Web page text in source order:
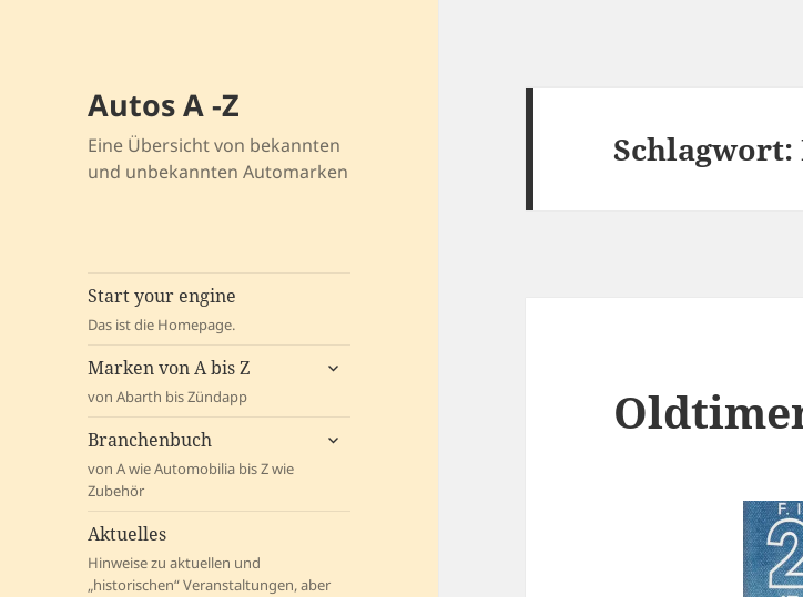
Autos A -Z
Eine Übersicht von bekannten
und unbekannten Automarken
Start your engine
Das ist die Homepage.
Marken von A bis Z
von Abarth bis Zündapp
untermenü
Branchenbuch
von A wie Automobilia bis Z wie
Zubehör
untermenü
Aktuelles
Hinweise zu aktuellen und
„historischen“ Veranstaltungen, aber
Schlagwort: